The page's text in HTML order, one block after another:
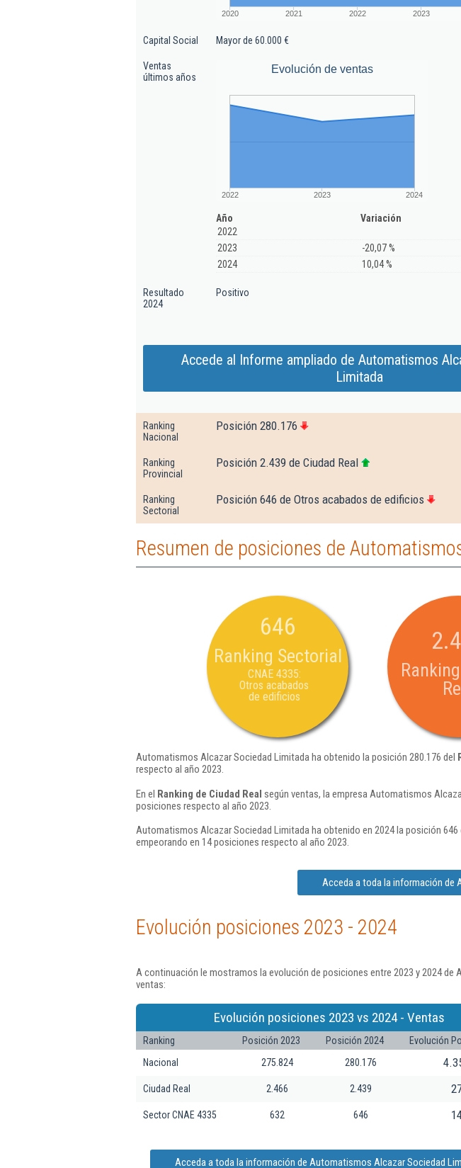
2020 2021 2022 2023
Capital Social Mayor de 60.000 €
Ventas
últimos años
Evolución de ventas
2022 2023 2024
Año
Variación
2022
2023
-20,07 %
2024
10,04 %
Resultado
2024
Positivo
Accede al Informe ampliado de Automatismos
Limitada
Ranking
Nacional
Posición 280.176
Ranking
Provincial
Posición 2.439 de Ciudad Real
Ranking
Sectorial
Posición 646 de Otros acabados de edificios
Resumen de posiciones de
646
Ranking Sectorial
CNAE 4335:
Otros acabados
de edificios
Automatismos Alcazar Sociedad Limitada ha obtenido la posición 280.176 del
respecto al año 2023.
En el Ranking de Ciudad Real según ventas, la empresa Automatismos
posiciones respecto al año 2023.
Automatismos Alcazar Sociedad Limitada ha obtenido en 2024 la posición 646
empeorando en 14 posiciones respecto al año 2023.
Acceda a toda la información de
Evolución posiciones 2023 - 2024
A continuación le mostramos la evolución de posiciones entre 2023 y 2024
ventas:
Evolución posiciones 2023 vs 2024 - Ventas
Ranking Posición 2023 Posición 2024
Evolución
Nacional
275.824 280.176
Ciudad Real 2.466 2.439
Sector CNAE 4335 632 646
Acceda a toda la información de Automatismos Alcazar Sociedad